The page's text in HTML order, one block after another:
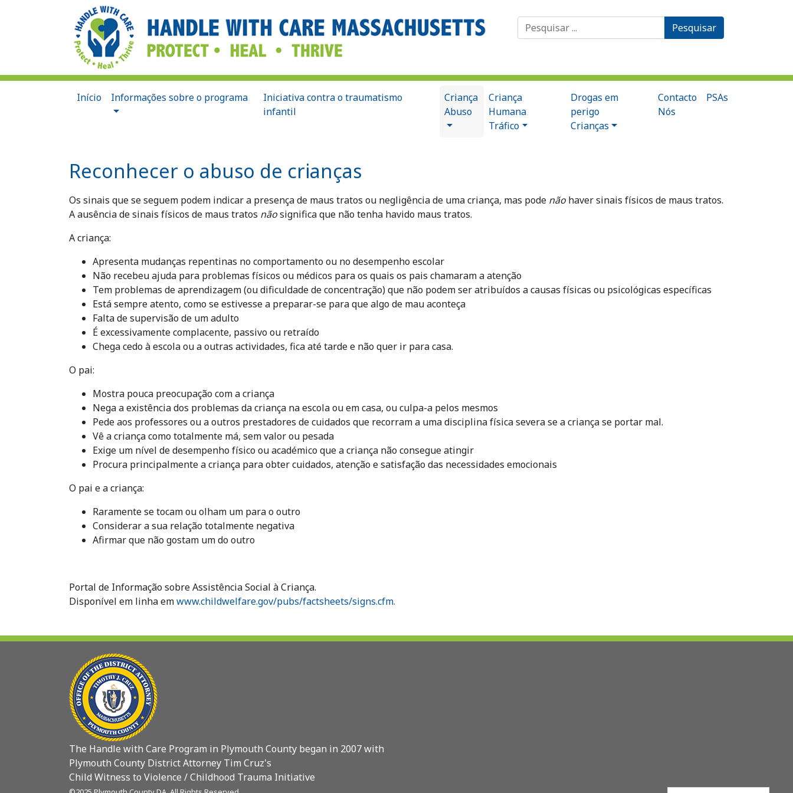
Procurar
por:
Início Informações sobre o programa
Iniciativa contra o traumatismo
infantil
Criança
Abuso
Criança
Humana
Tráfico
Drogas em
perigo
Crianças
Contacto
Nós
PSAs
Reconhecer o abuso de crianças
Os sinais que se seguem podem indicar a presença de maus tratos ou negligência de uma criança, mas pode não haver sinais físicos de maus tratos.
A ausência de sinais físicos de maus tratos nãosignifica que não tenha havido maus tratos.
A criança:
Apresenta mudanças repentinas no comportamento ou no desempenho escolar
Não recebeu ajuda para problemas físicos ou médicos para os quais os pais chamaram a atenção
Tem problemas de aprendizagem (ou dificuldade de concentração) que não podem ser atribuídos a causas físicas ou psicológicas específicas
Está sempre atento, como se estivesse a preparar-se para que algo de mau aconteça
Falta de supervisão de um adulto
É excessivamente complacente, passivo ou retraído
Chega cedo à escola ou a outras actividades, fica até tarde e não quer ir para casa.
O pai:
Mostra pouca preocupação com a criança
Nega a existência dos problemas da criança na escola ou em casa, ou culpa-a pelos mesmos
Pede aos professores ou a outros prestadores de cuidados que recorram a uma disciplina física severa se a criança se portar mal.
Vê a criança como totalmente má, sem valor ou pesada
Exige um nível de desempenho físico ou académico que a criança não consegue atingir
Procura principalmente a criança para obter cuidados, atenção e satisfação das necessidades emocionais
O pai e a criança:
Raramente se tocam ou olham um para o outro
Considerar a sua relação totalmente negativa
Afirmar que não gostam um do outro
Portal de Informação sobre Assistência Social à Criança.
Disponível em linha emwww.childwelfare.gov/pubs/factsheets/signs.cfm.
The Handle with Care Program in Plymouth County began in 2007 with
Plymouth County District Attorney Tim Cruz's
Child Witness to Violence / Childhood Trauma Initiative